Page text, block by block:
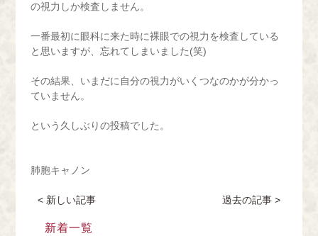
の視力しか検査しません。
一番最初に眼科に来た時に裸眼での視力を検査している
と思いますが、忘れてしまいました(笑)
その結果、いまだに自分の視力がいくつなのかが分かっ
ていません。
という久しぶりの投稿でした。
肺胞キャノン
< 新しい記事 過去の記事 >
新着一覧